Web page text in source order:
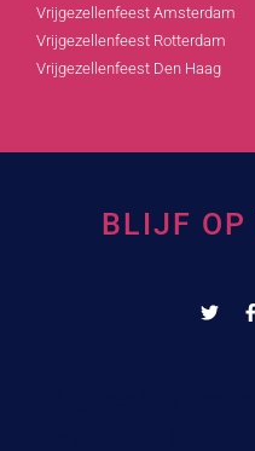
Vrijgezellenfeest Amsterdam
Vrijgezellenfeest Rotterdam
Vrijgezellenfeest Den Haag
BLIJF OP